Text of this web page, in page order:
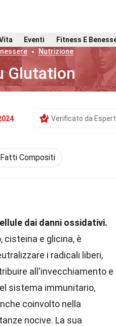
Eventi
Fitness E
Nutrizione
Glutation
Verificato da
Fatti Compositi
dai danni ossidativi.
e glicina, è
i radicali liberi,
all'invecchiamento e
sistema immunitario,
coinvolto nella
nocive. La sua